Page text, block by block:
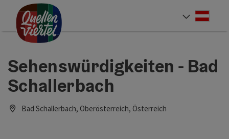
Zum Inhalt
Zur Navigation
Zum Seitenanfang
Sehenswürdigkeiten - Bad
Schallerbach
Bad Schallerbach, Oberösterreich, Österreich